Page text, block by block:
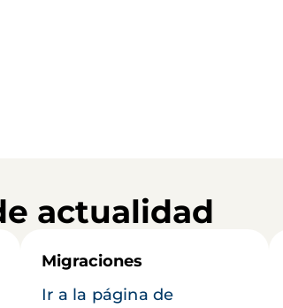
actualidad
Migraciones
Ir a la página de